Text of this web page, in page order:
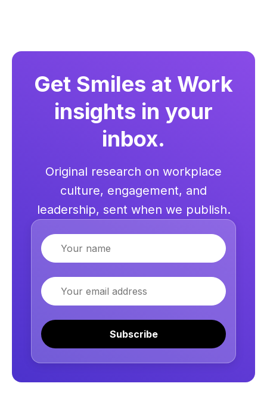
Get Smiles at Work
insights in your
inbox.
Original research on workplace
culture, engagement, and
leadership, sent when we publish.
Name
Email
Subscribe